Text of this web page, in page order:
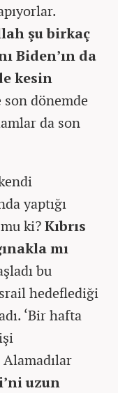
şu birkaç
Biden’ın da
kesin
son dönemde
da son
yaptığı
ki?Kıbrıs
mı
bu
hedeflediği
‘Bir hafta
uzun